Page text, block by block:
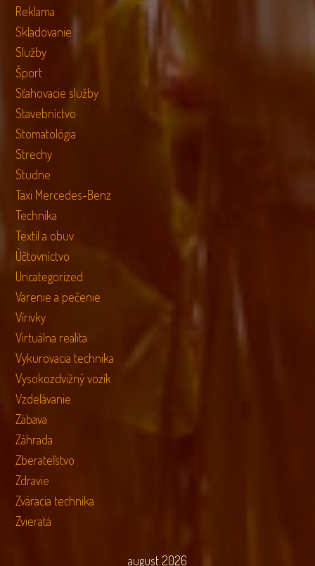
Reklama
Skladovanie
Služby
Šport
Sťahovacie služby
Stavebníctvo
Stomatológia
Strechy
Studne
Taxi Mercedes-Benz
Technika
Textil a obuv
Účtovníctvo
Uncategorized
Varenie a pečenie
Vírivky
Virtuálna realita
Vykurovacia technika
Vysokozdvižný vozík
Vzdelávanie
Zábava
Záhrada
Zberateľstvo
Zdravie
Zváracia technika
Zvieratá
august 2026